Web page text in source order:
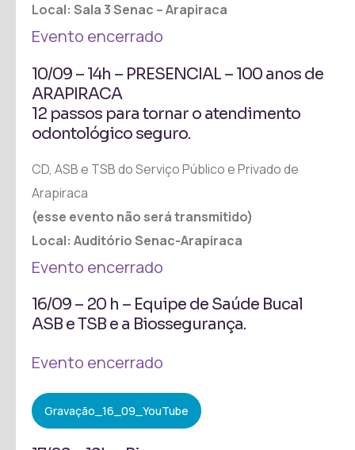
Local: Sala 3 Senac – Arapiraca
Evento encerrado
10/09 – 14h – PRESENCIAL – 100 anos de
ARAPIRACA
12 passos para tornar o atendimento
odontológico seguro.
CD, ASB e TSB do Serviço Público e Privado de
Arapiraca
(esse evento não será transmitido)
Local: Auditório Senac-Arapiraca
Evento encerrado
16/09 – 20 h – Equipe de Saúde Bucal
ASB e TSB e a Biossegurança.
Evento encerrado
Gravação_16_09_YouTube